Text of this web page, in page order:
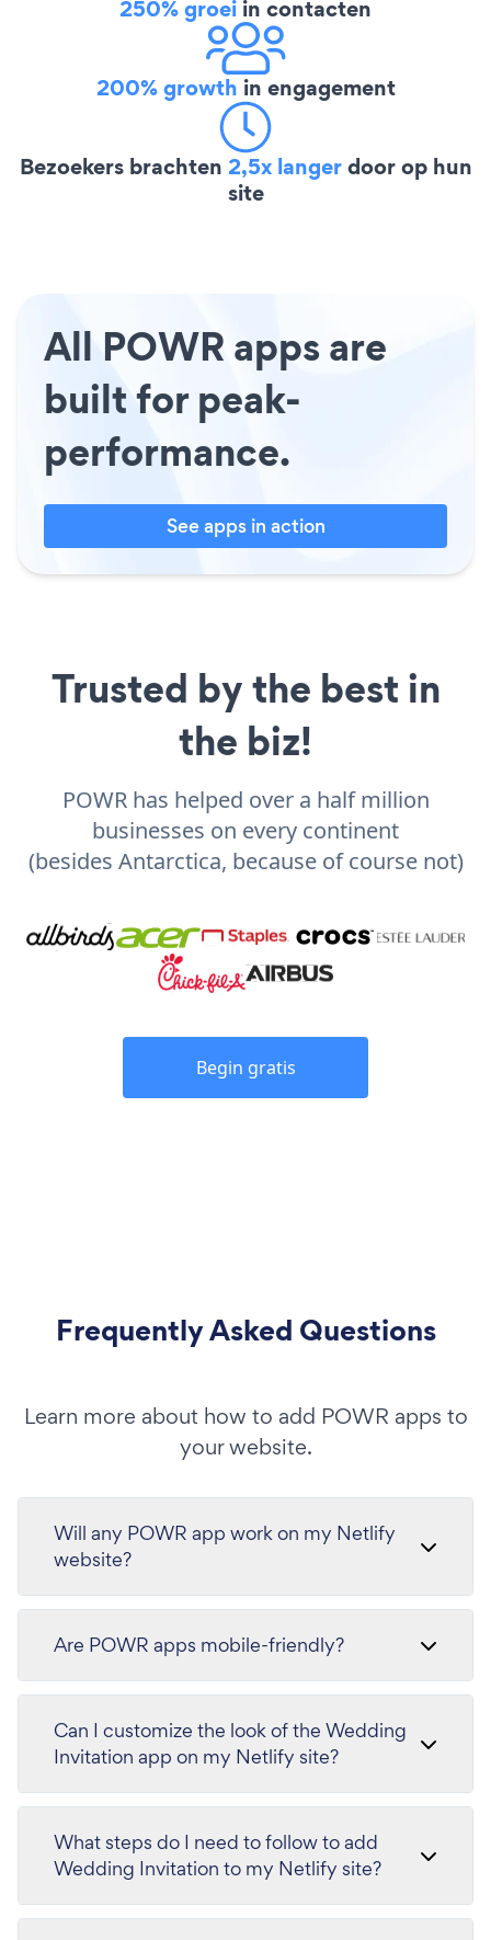
250% groei in contacten
200% growth in engagement
Bezoekers brachten 2,5x langerdoor op hun
site
All POWR apps are
built for peak-
performance.
See apps in action
Trusted by the best in
the biz!
POWR has helped over a half million
businesses on every continent
(besides Antarctica, because of course not)
Begin gratis
Frequently Asked Questions
Learn more about how to add POWR apps to
your website.
Will any POWR app work on my Netlify
website?
Are POWR apps mobile-friendly?
Can I customize the look of the Wedding
Invitation app on my Netlify site?
What steps do I need to follow to add
Wedding Invitation to my Netlify site?